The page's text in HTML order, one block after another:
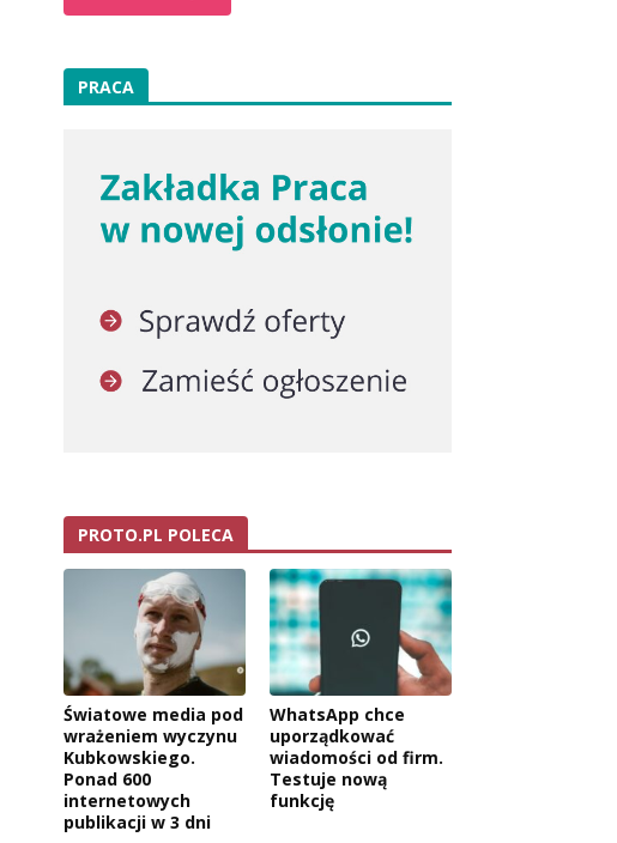
PRACA
PROTO.PL POLECA
Światowe media pod
wrażeniem wyczynu
Kubkowskiego.
Ponad 600
internetowych
publikacji w 3 dni
WhatsApp chce
uporządkować
wiadomości od firm.
Testuje nową
funkcję